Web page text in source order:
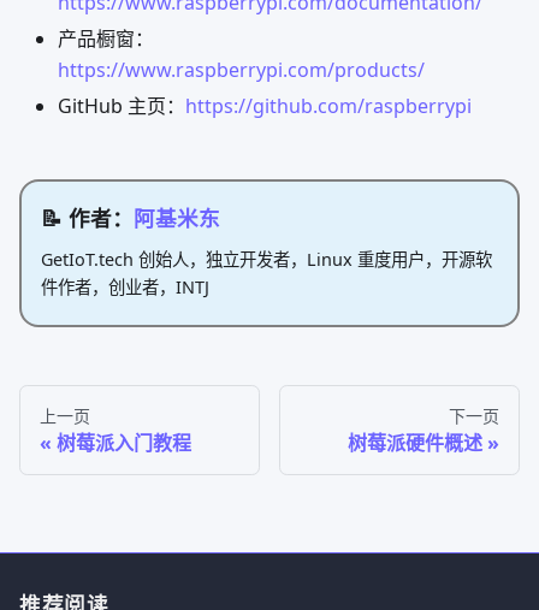
产品橱窗：
https://www.raspberrypi.com/products/
GitHub 主页： https://github.com/raspberrypi
📝 作者： 阿基米东
GetIoT.tech 创始人，独立开发者，Linux 重度用户，开源软
件作者，创业者，INTJ
上一页
树莓派入门教程
下一页
树莓派硬件概述
推荐阅读